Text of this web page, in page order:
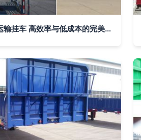
12米中置轴车辆运输挂车 高效率与低成本的完美结合